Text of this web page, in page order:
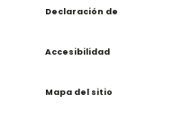
Declaración de
Accesibilidad
Mapa del sitio